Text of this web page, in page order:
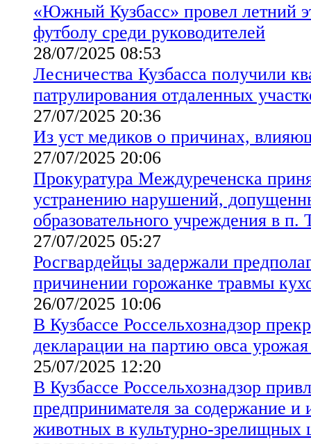
«Южный Кузбасс» провел летний
футболу среди руководителей
28/07/2025 08:53
Лесничества Кузбасса получили
патрулирования отдаленных
27/07/2025 20:36
Из уст медиков о причинах,
27/07/2025 20:06
Прокуратура Междуреченска
устранению нарушений,
образовательного учреждения в п.
27/07/2025 05:27
Росгвардейцы задержали
причинении горожанке травмы
26/07/2025 10:06
В Кузбассе Россельхознадзор
декларации на партию овса урожая
25/07/2025 12:20
В Кузбассе Россельхознадзор
предпринимателя за содержание и
животных в культурно-зрелищных